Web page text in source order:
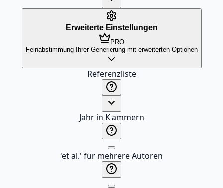
Erweiterte Einstellungen
PRO
Feinabstimmung Ihrer Generierung mit erweiterten Optionen
Referenzliste
Jahr in Klammern
'et al.' für mehrere Autoren